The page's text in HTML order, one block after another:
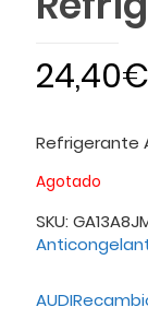
24,40€
Refrigerante
Agotado
SKU:
AUDI